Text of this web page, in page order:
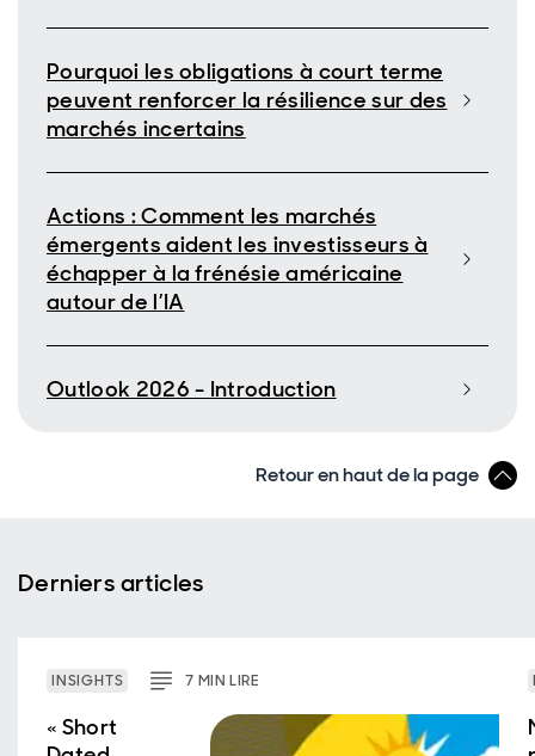
Pourquoi les obligations à court terme
peuvent renforcer la résilience sur des
marchés incertains
Actions : Comment les marchés
émergents aident les investisseurs à
échapper à la frénésie américaine
autour de l’IA
Outlook 2026 - Introduction
Retour en haut de la page
Derniers articles
INSIGHTS 7 MINLIRE
« Short